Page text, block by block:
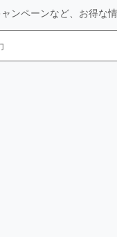
ンペーンなど、お得な